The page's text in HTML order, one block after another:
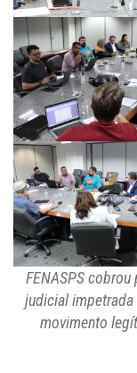
FENASPS
judicial impetrada
movimento